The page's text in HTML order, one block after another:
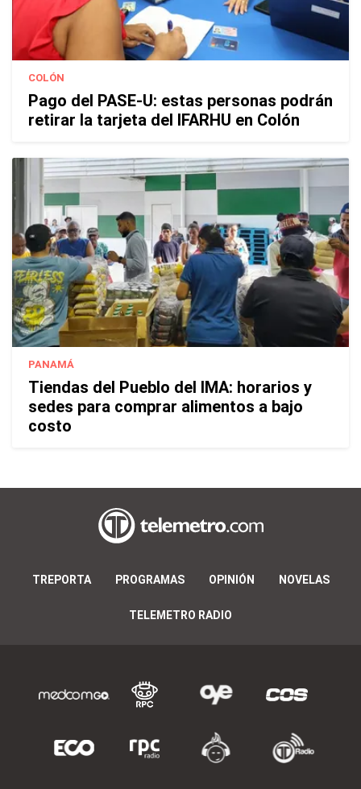
COLÓN
Pago del PASE-U: estas personas podrán
retirar la tarjeta del IFARHU en Colón
PANAMÁ
Tiendas del Pueblo del IMA: horarios y
sedes para comprar alimentos a bajo
costo
TREPORTA PROGRAMAS OPINIÓN NOVELAS
TELEMETRO RADIO